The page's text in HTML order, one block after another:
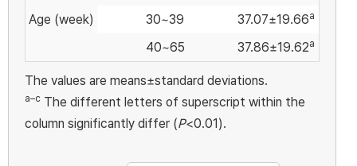
Age (week) 30~39 37.07±19.66a
40~65 37.86±19.62a
The values are means±standard deviations.
a–c The different letters of superscript within the
column significantly differ (P<0.01).